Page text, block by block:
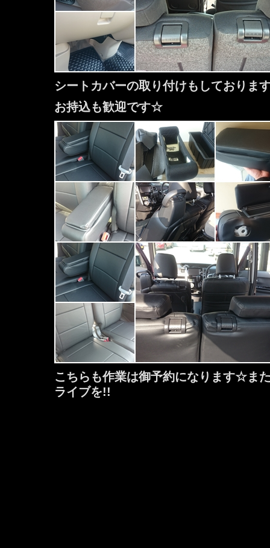
シートカバーの取り付けもしておりま
お持込も歓迎です☆
こちらも作業は御予約になります☆ま
ライブを!!